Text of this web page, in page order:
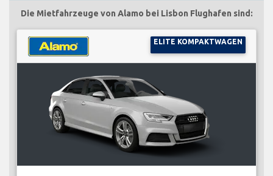
Die Mietfahrzeuge von Alamo bei Lisbon Flughafen sind:
ELITE KOMPAKTWAGEN